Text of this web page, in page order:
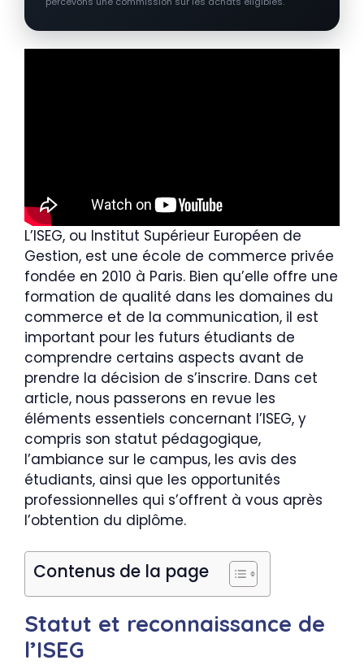
L’ISEG, ou Institut Supérieur Européen de
Gestion, est une école de commerce privée
fondée en 2010 à Paris. Bien qu’elle offre une
formation de qualité dans les domaines du
commerce et de la communication, il est
important pour les futurs étudiants de
comprendre certains aspects avant de
prendre la décision de s’inscrire. Dans cet
article, nous passerons en revue les
éléments essentiels concernant l’ISEG, y
compris son statut pédagogique,
l’ambiance sur le campus, les avis des
étudiants, ainsi que les opportunités
professionnelles qui s’offrent à vous après
l’obtention du diplôme.
Contenus de la page
Statut et reconnaissance de
l’ISEG